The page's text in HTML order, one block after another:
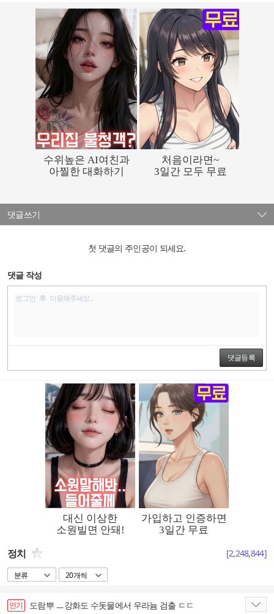
댓글쓰기
첫 댓글의 주인공이 되세요.
댓글 작성
댓글등록
정치 [2,248,844]
분류 20개씩
인기 도람뿌 ㅡ강화도 수돗물에서 우라늄 검출 ㄷㄷ